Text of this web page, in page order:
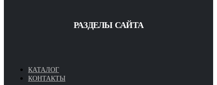
РАЗДЕЛЫ САЙТА
КАТАЛОГ
КОНТАКТЫ